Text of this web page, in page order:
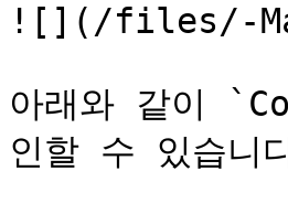
![](/files/-
아래와 같이
인할 수 있습니